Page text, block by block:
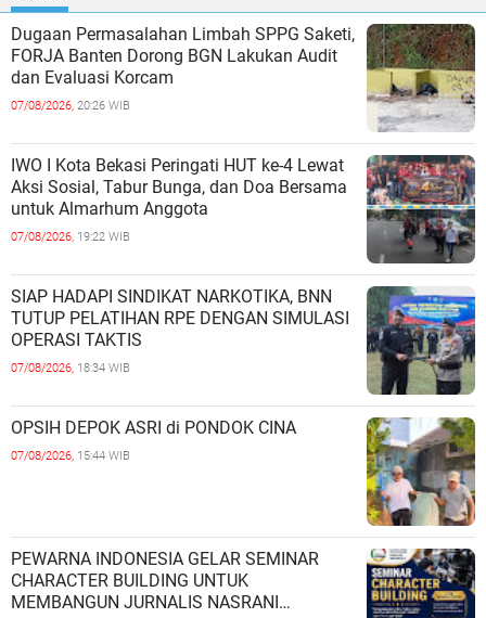
Dugaan Permasalahan Limbah SPPG Saketi,
FORJA Banten Dorong BGN Lakukan Audit
dan Evaluasi Korcam
07/08/2026, 20:26 WIB
IWO I Kota Bekasi Peringati HUT ke-4 Lewat
Aksi Sosial, Tabur Bunga, dan Doa Bersama
untuk Almarhum Anggota
07/08/2026, 19:22 WIB
SIAP HADAPI SINDIKAT NARKOTIKA, BNN
TUTUP PELATIHAN RPE DENGAN SIMULASI
OPERASI TAKTIS
07/08/2026, 18:34 WIB
OPSIH DEPOK ASRI di PONDOK CINA
07/08/2026, 15:44 WIB
PEWARNA INDONESIA GELAR SEMINAR
CHARACTER BUILDING UNTUK
MEMBANGUN JURNALIS NASRANI